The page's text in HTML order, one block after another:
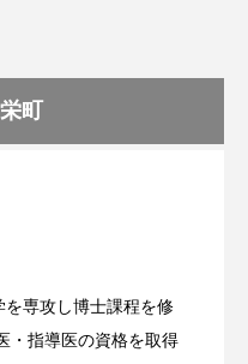
町
専攻し博士課程を修
・指導医の資格を取得